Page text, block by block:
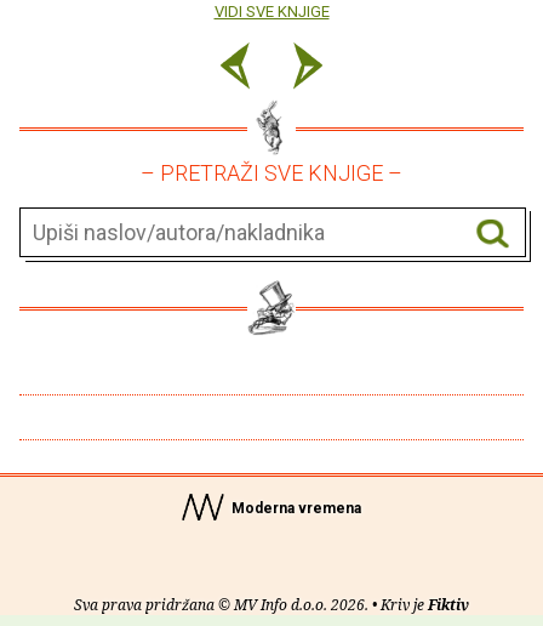
VIDI SVE KNJIGE
– PRETRAŽI SVE KNJIGE –
Moderna vremena
Sva prava pridržana © MV Info d.o.o. 2026. • Kriv jeFiktiv